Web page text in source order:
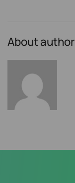
About author